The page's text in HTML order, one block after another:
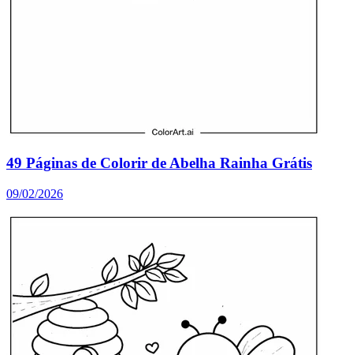
49 Páginas de Colorir de Abelha Rainha Grátis
09/02/2026